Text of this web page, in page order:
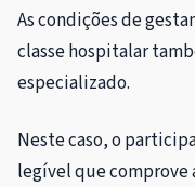
As condições de
classe hospitalar
especializado.
Neste caso, o
legível que comprove